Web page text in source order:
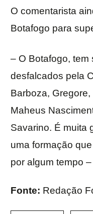
O comentarista
Botafogo para
– O Botafogo, tem
desfalcados pela
Barboza,
Maheus
Savarino. É muita
uma formação
por algum tempo
Fonte: Redação